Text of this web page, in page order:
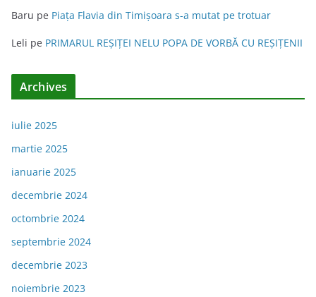
Baru pe Piața Flavia din Timişoara s-a mutat pe trotuar
Leli pe PRIMARUL REŞIŢEI NELU POPA DE VORBĂ CU REŞIŢENII
Archives
iulie 2025
martie 2025
ianuarie 2025
decembrie 2024
octombrie 2024
septembrie 2024
decembrie 2023
noiembrie 2023